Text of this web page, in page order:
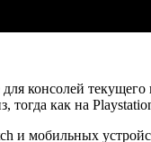
консолей
тогда как на
и мобильных